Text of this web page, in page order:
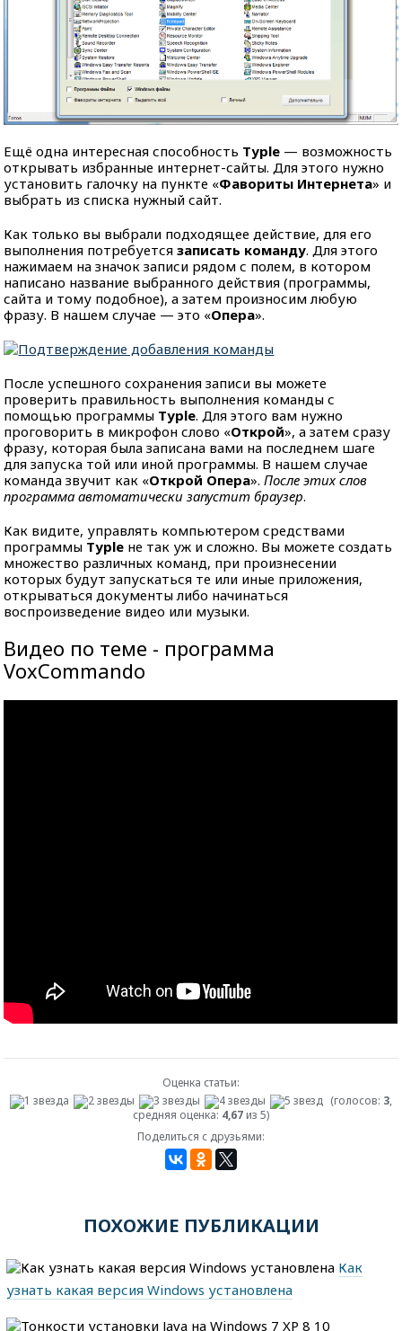
Ещё одна интересная способность Typle — возможность
открывать избранные интернет-сайты. Для этого нужно
установить галочку на пункте «Фавориты Интернета» и
выбрать из списка нужный сайт.
Как только вы выбрали подходящее действие, для его
выполнения потребуетсязаписать команду. Для этого
нажимаем на значок записи рядом с полем, в котором
написано название выбранного действия (программы,
сайта и тому подобное), а затем произносим любую
фразу. В нашем случае — это «Опера».
После успешного сохранения записи вы можете
проверить правильность выполнения команды с
помощью программы Typle. Для этого вам нужно
проговорить в микрофон слово «Открой», а затем сразу
фразу, которая была записана вами на последнем шаге
для запуска той или иной программы. В нашем случае
команда звучит как «Открой Опера».После этих слов
программа автоматически запустит браузер.
Как видите, управлять компьютером средствами
программы Typle не так уж и сложно. Вы можете создать
множество различных команд, при произнесении
которых будут запускаться те или иные приложения,
открываться документы либо начинаться
воспроизведение видео или музыки.
Видео по теме - программа
VoxCommando
Оценка статьи:
(голосов: 3,
средняя оценка: 4,67 из 5)
Поделиться с друзьями:
ПОХОЖИЕ ПУБЛИКАЦИИ
Как
узнать какая версия Windows установлена